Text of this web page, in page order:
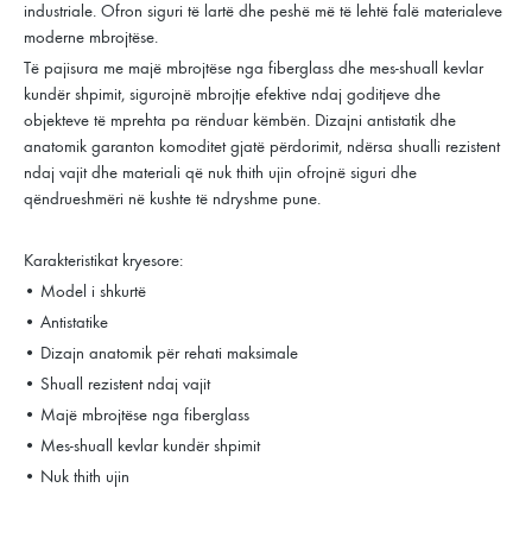
industriale. Ofron siguri të lartë dhe peshë më të lehtë falë materialeve
moderne mbrojtëse.
Të pajisura me majë mbrojtëse nga fiberglass dhe mes-shuall kevlar
kundër shpimit, sigurojnë mbrojtje efektive ndaj goditjeve dhe
objekteve të mprehta pa rënduar këmbën. Dizajni antistatik dhe
anatomik garanton komoditet gjatë përdorimit, ndërsa shualli rezistent
ndaj vajit dhe materiali që nuk thith ujin ofrojnë siguri dhe
qëndrueshmëri në kushte të ndryshme pune.
Karakteristikat kryesore:
• Model i shkurtë
• Antistatike
• Dizajn anatomik për rehati maksimale
• Shuall rezistent ndaj vajit
• Majë mbrojtëse nga fiberglass
• Mes-shuall kevlar kundër shpimit
• Nuk thith ujin